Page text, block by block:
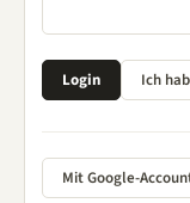
Mit Google-